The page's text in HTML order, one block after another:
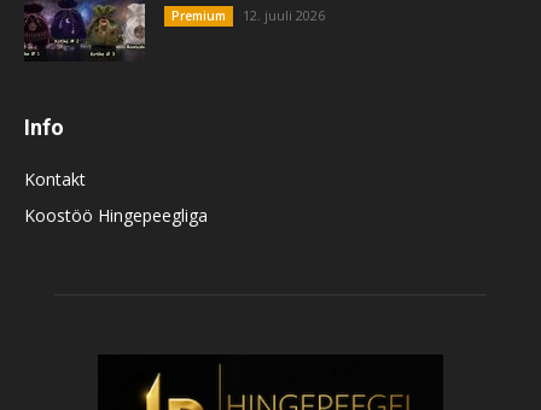
Premium 12. juuli 2026
Info
Kontakt
Koostöö Hingepeegliga